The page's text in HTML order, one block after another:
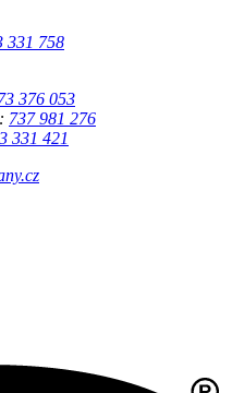
331 758
376 053
737 981 276
331 421